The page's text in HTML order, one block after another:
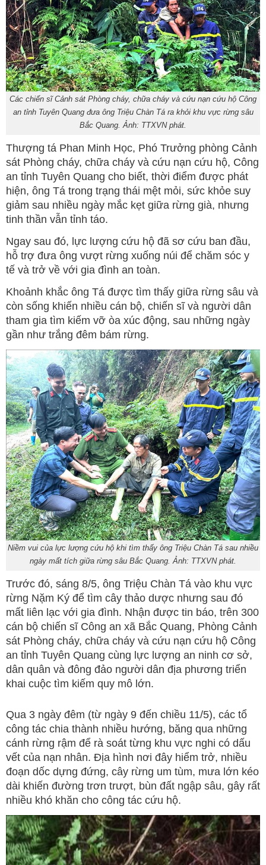
Các chiến sĩ Cảnh sát Phòng cháy, chữa cháy và cứu nạn cứu hộ Công
an tỉnh Tuyên Quang đưa ông Triệu Chàn Tá ra khỏi khu vực rừng sâu
Bắc Quang. Ảnh: TTXVN phát.
Thượng tá Phan Minh Học, Phó Trưởng phòng Cảnh
sát Phòng cháy, chữa cháy và cứu nạn cứu hộ, Công
an tỉnh Tuyên Quang cho biết, thời điểm được phát
hiện, ông Tá trong trạng thái mệt mỏi, sức khỏe suy
giảm sau nhiều ngày mắc kẹt giữa rừng già, nhưng
tinh thần vẫn tỉnh táo.
Ngay sau đó, lực lượng cứu hộ đã sơ cứu ban đầu,
hỗ trợ đưa ông vượt rừng xuống núi để chăm sóc y
tế và trở về với gia đình an toàn.
Khoảnh khắc ông Tá được tìm thấy giữa rừng sâu và
còn sống khiến nhiều cán bộ, chiến sĩ và người dân
tham gia tìm kiếm vỡ òa xúc động, sau những ngày
gần như trắng đêm bám rừng.
Niềm vui của lực lượng cứu hộ khi tìm thấy ông Triệu Chàn Tá sau nhiều
ngày mất tích giữa rừng sâu Bắc Quang. Ảnh: TTXVN phát.
Trước đó, sáng 8/5, ông Triệu Chàn Tá vào khu vực
rừng Nặm Ký để tìm cây thảo dược nhưng sau đó
mất liên lạc với gia đình. Nhận được tin báo, trên 300
cán bộ chiến sĩ Công an xã Bắc Quang, Phòng Cảnh
sát Phòng cháy, chữa cháy và cứu nạn cứu hộ Công
an tỉnh Tuyên Quang cùng lực lượng an ninh cơ sở,
dân quân và đông đảo người dân địa phương triển
khai cuộc tìm kiếm quy mô lớn.
Qua 3 ngày đêm (từ ngày 9 đến chiều 11/5), các tổ
công tác chia thành nhiều hướng, băng qua những
cánh rừng rậm để rà soát từng khu vực nghi có dấu
vết của nạn nhân. Địa hình nơi đây hiểm trở, nhiều
đoạn dốc dựng đứng, cây rừng um tùm, mưa lớn kéo
dài khiến đường trơn trượt, bùn đất ngập sâu, gây rất
nhiều khó khăn cho công tác cứu hộ.